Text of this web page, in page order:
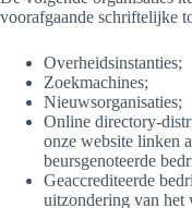
voorafgaande schriftelijke
Overheidsinstanties;
Zoekmachines;
Nieuwsorganisaties;
Online directory-
onze website linken
beursgenoteerde
Geaccrediteerde
uitzondering van het